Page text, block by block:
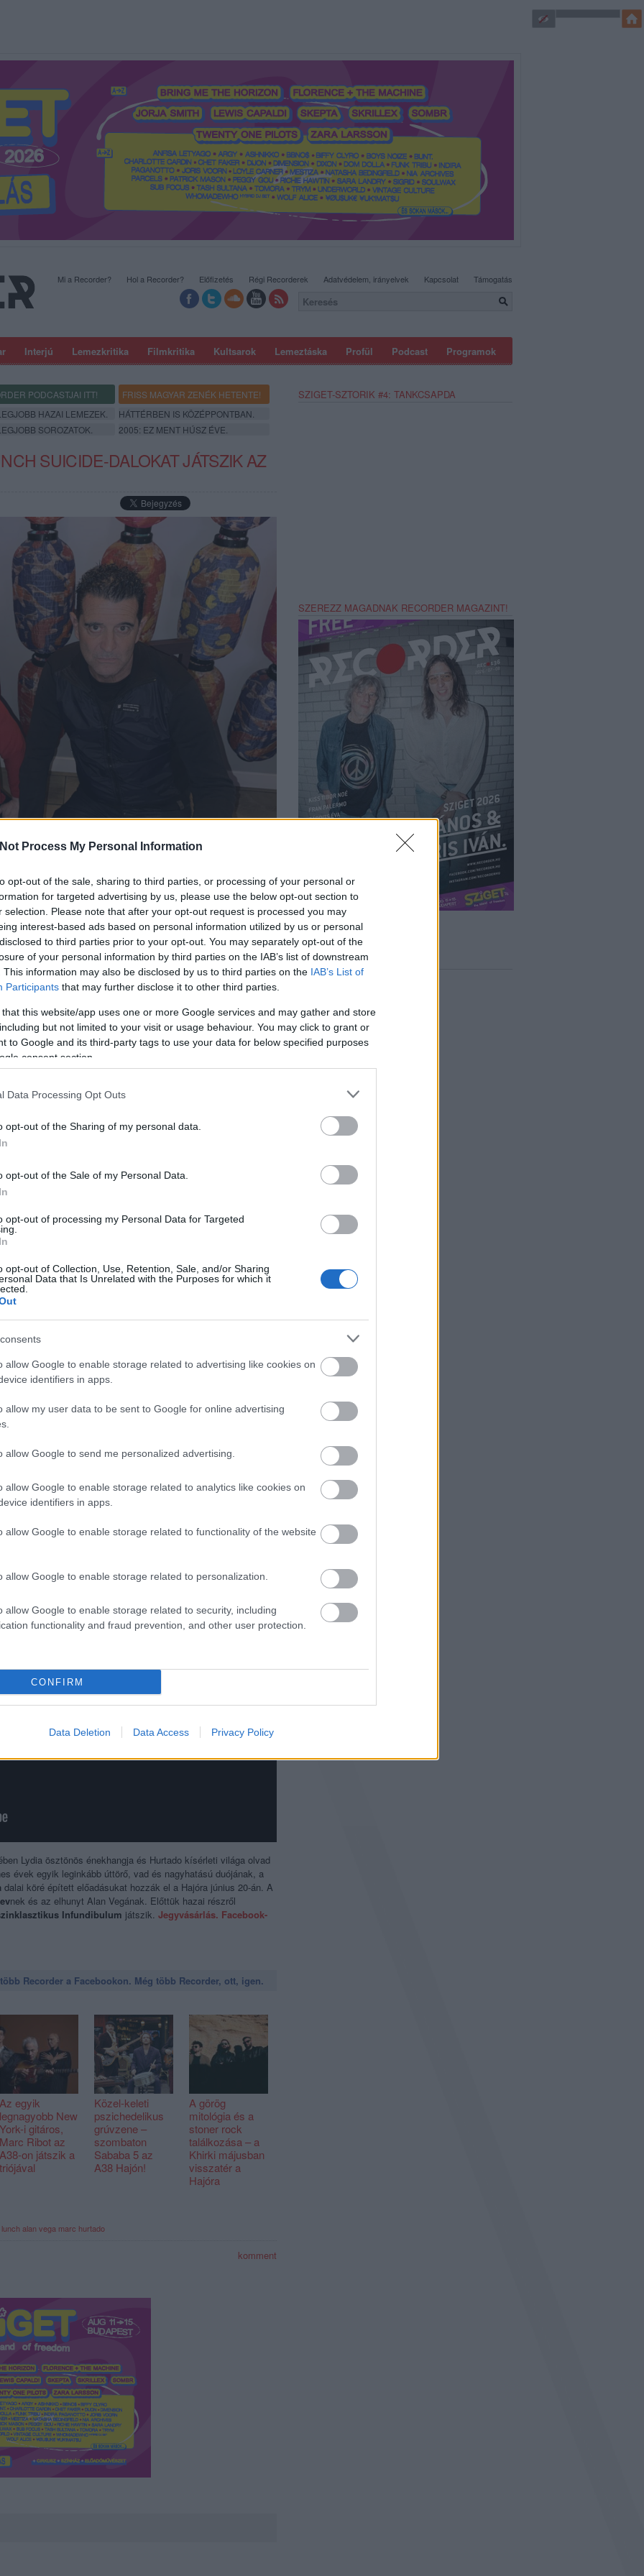
Process My Personal Information
opt-out of the sale, sharing to third parties, or processing of your personal or
for targeted advertising by us, please use the below opt-out section to
selection. Please note that after your opt-out request is processed you may
interest-based ads based on personal information utilized by us or personal
to third parties prior to your opt-out. You may separately opt-out of the
of your personal information by third parties on the IAB’s list of downstream
This information may also be disclosed by us to third parties on the IAB’s List of
Participants that may further disclose it to other third parties.
that this website/app uses one or more Google services and may gather and store
but not limited to your visit or usage behaviour. You may click to grant or
to Google and its third-party tags to use your data for below specified purposes
consent section.
Data Processing Opt Outs
opt-out of the Sharing of my personal data.
opt-out of the Sale of my Personal Data.
opt-out of processing my Personal Data for Targeted
opt-out of Collection, Use, Retention, Sale, and/or Sharing
Data that Is Unrelated with the Purposes for which it
allow Google to enable storage related to advertising like cookies on
identifiers in apps.
allow my user data to be sent to Google for online advertising
allow Google to send me personalized advertising.
allow Google to enable storage related to analytics like cookies on
identifiers in apps.
allow Google to enable storage related to functionality of the website
allow Google to enable storage related to personalization.
allow Google to enable storage related to security, including
functionality and fraud prevention, and other user protection.
CONFIRM
Data Deletion Data Access Privacy Policy
Interjú Lemezkritika Filmkritika Kultsarok Lemeztáska Profül Podcast Programok
Mi a Recorder? Hol a Recorder? Előfizetés Régi Recorderek Adatvédelem, irányelvek Kapcsolat Támogatás
PODCASTJAI ITT!
FRISS MAGYAR ZENÉK HETENTE!
HAZAI LEMEZEK.
HÁTTÉRBEN IS KÖZÉPPONTBAN.
SOROZATOK. 2005: EZ MENT HÚSZ ÉVE.
SUICIDE-DALOKAT JÁTSZIK AZ
ezer más súlyos stílus központi alakja, a New York-i no
Marc Hurtadóval közös Suicide- és Alan Vega-műsorát
New Yorkba, ahol gyorsan bekapcsolódott a felvirágzó
gyakran kényszerült arra, hogy ételt lopjon lakótársaitól.
befolyásos no wave zenekart, a Teenage Jesus and the Jerkst.
nyers, agresszív énekhangja megragadta a no wave
rövid élete ellenére jelentős hatást gyakorolt az
LYDIA LUNCH FILMJE A LÁZADÓK MAGÁNYÁRÓL
Lydia termékeny szólókarrierbe kezdett. Munkássága számos
wordöt és az experimentális zenét. Számos szólóalbumot
amiben megmutatta, hogy képes a punk nyersességét
zenei karrierje mellett versek, novellák és
ugyanazokat a sötét, provokatív témákat tükrözik, mint
sztár, spoken word előadó 2016-ban életmű-összegző
, ahová ezúttalMarc Hurtadó
és vizuális művész, aki leginkább az
kel alapított 1977-ben. A Hurtado testvérek avantgárd
talált hangokat és szokatlan hangszereket kombinálnak, hogy
Lydia ösztönös énekhangja és Hurtado kísérleti világa olvad
évek egyik leginkább úttörő, vad és nagyhatású duójának, a
dalai köré épített előadásukat hozzák el a Hajóra június 20-án. A
nek és az elhunyt Alan Vegának. Előttük hazai részről
Infundibulum játszik. Jegyvásárlás. Facebook-
Recorder a Facebookon. Még több Recorder, ott, igen.
Az egyik
legnagyobb New
York-i gitáros,
Marc Ribot az
A38-on játszik a
triójával
Közel-keleti
pszichedelikus
grúvzene –
szombaton
Sababa 5 az
A38 Hajón!
A görög
mitológia és a
stoner rock
találkozása – a
Khirki májusban
visszatér a
Hajóra
alan vega marc hurtado
komment
SZIGET-SZTORIK #4: TANKCSAPDA
SZEREZZ MAGADNAK RECORDER MAGAZINT!
BELÉPÉS
SÜTI BEÁLLÍTÁSOK MÓDOSÍTÁSA